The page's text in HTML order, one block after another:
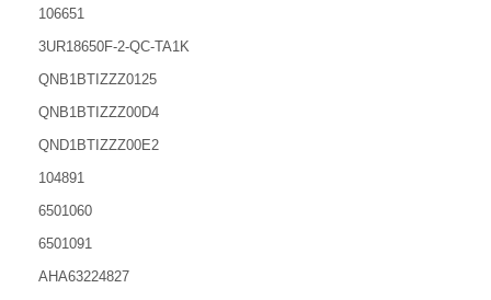
106651
3UR18650F-2-QC-TA1K
QNB1BTIZZZ0125
QNB1BTIZZZ00D4
QND1BTIZZZ00E2
104891
6501060
6501091
AHA63224827